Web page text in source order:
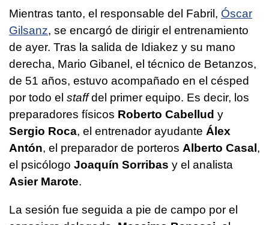
Mientras tanto, el responsable del Fabril, Óscar
Gilsanz, se encargó de dirigir el entrenamiento
de ayer. Tras la salida de Idiakez y su mano
derecha, Mario Gibanel, el técnico de Betanzos,
de 51 años, estuvo acompañado en el césped
por todo el staffdel primer equipo. Es decir, los
preparadores físicos Roberto Cabellud y
Sergio Roca, el entrenador ayudante Álex
Antón, el preparador de porteros Alberto Casal ,
el psicólogo Joaquín Sorribas y el analista
Asier Marote.
La sesión fue seguida a pie de campo por el